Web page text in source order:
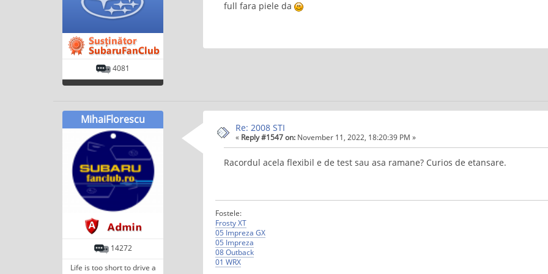
4081
full fara piele da
MihaiFlorescu
14272
Life is too short to drive a
Re: 2008 STI
« Reply #1547 on: November 11, 2022, 18:20:39 PM »
Racordul acela flexibil e de test sau asa ramane? Curios de etansare.
Fostele:
Frosty XT
05 Impreza GX
05 Impreza
08 Outback
01 WRX